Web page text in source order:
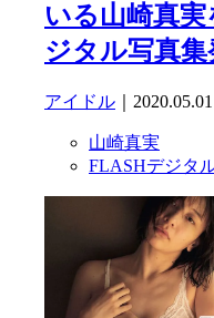
いる山崎真
ジタル写真集
アイドル ｜2020.05.01
山崎真実
FLASHデジタ